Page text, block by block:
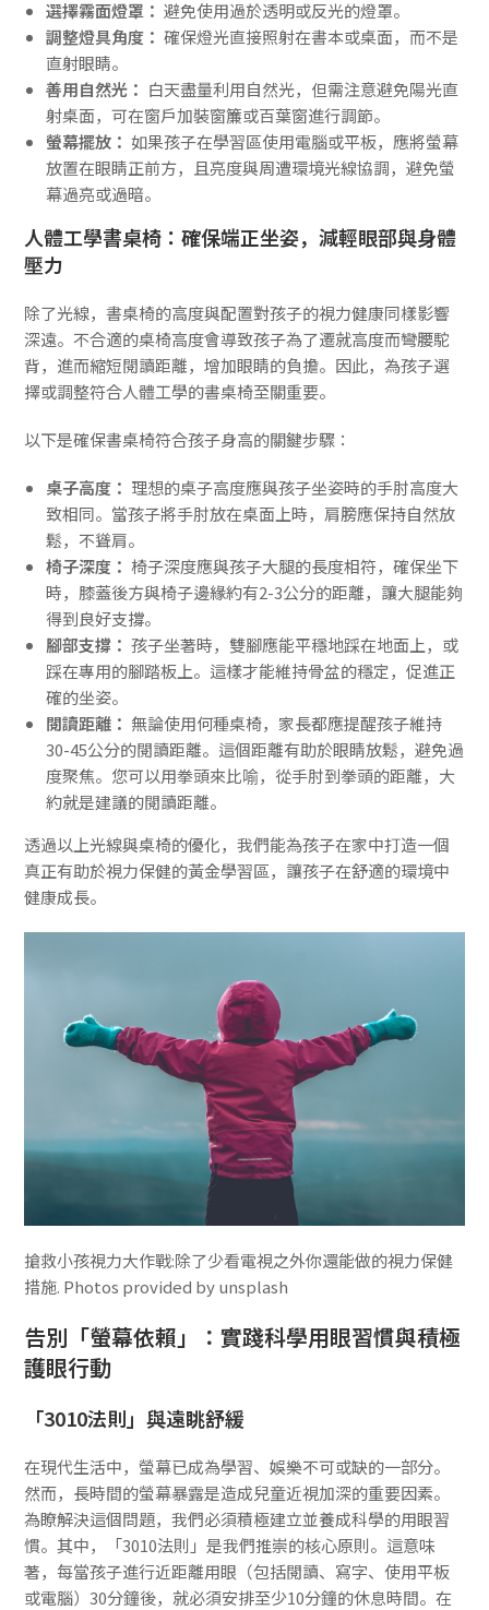
選擇霧面燈罩： 避免使用過於透明或反光的燈罩。
調整燈具角度： 確保燈光直接照射在書本或桌面，而不是
直射眼睛。
善用自然光： 白天盡量利用自然光，但需注意避免陽光直
射桌面，可在窗戶加裝窗簾或百葉窗進行調節。
螢幕擺放： 如果孩子在學習區使用電腦或平板，應將螢幕
放置在眼睛正前方，且亮度與周遭環境光線協調，避免螢
幕過亮或過暗。
人體工學書桌椅：確保端正坐姿，減輕眼部與身體
壓力
除了光線，書桌椅的高度與配置對孩子的視力健康同樣影響
深遠。不合適的桌椅高度會導致孩子為了遷就高度而彎腰駝
背，進而縮短閱讀距離，增加眼睛的負擔。因此，為孩子選
擇或調整符合人體工學的書桌椅至關重要。
以下是確保書桌椅符合孩子身高的關鍵步驟：
桌子高度： 理想的桌子高度應與孩子坐姿時的手肘高度大
致相同。當孩子將手肘放在桌面上時，肩膀應保持自然放
鬆，不聳肩。
椅子深度： 椅子深度應與孩子大腿的長度相符，確保坐下
時，膝蓋後方與椅子邊緣約有2-3公分的距離，讓大腿能夠
得到良好支撐。
腳部支撐： 孩子坐著時，雙腳應能平穩地踩在地面上，或
踩在專用的腳踏板上。這樣才能維持骨盆的穩定，促進正
確的坐姿。
閱讀距離： 無論使用何種桌椅，家長都應提醒孩子維持
30-45公分的閱讀距離。這個距離有助於眼睛放鬆，避免過
度聚焦。您可以用拳頭來比喻，從手肘到拳頭的距離，大
約就是建議的閱讀距離。
透過以上光線與桌椅的優化，我們能為孩子在家中打造一個
真正有助於視力保健的黃金學習區，讓孩子在舒適的環境中
健康成長。
搶救小孩視力大作戰:除了少看電視之外你還能做的視力保健
措施. Photos provided by unsplash
告別「螢幕依賴」：實踐科學用眼習慣與積極
護眼行動
「3010法則」與遠眺舒緩
在現代生活中，螢幕已成為學習、娛樂不可或缺的一部分。
然而，長時間的螢幕暴露是造成兒童近視加深的重要因素。
為瞭解決這個問題，我們必須積極建立並養成科學的用眼習
慣。其中，「3010法則」是我們推崇的核心原則。這意味
著，每當孩子進行近距離用眼（包括閱讀、寫字、使用平板
或電腦）30分鐘後，就必須安排至少10分鐘的休息時間。在